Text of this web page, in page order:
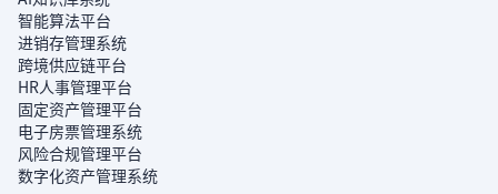
智能算法平台
进销存管理系统
跨境供应链平台
HR人事管理平台
固定资产管理平台
电子房票管理系统
风险合规管理平台
数字化资产管理系统